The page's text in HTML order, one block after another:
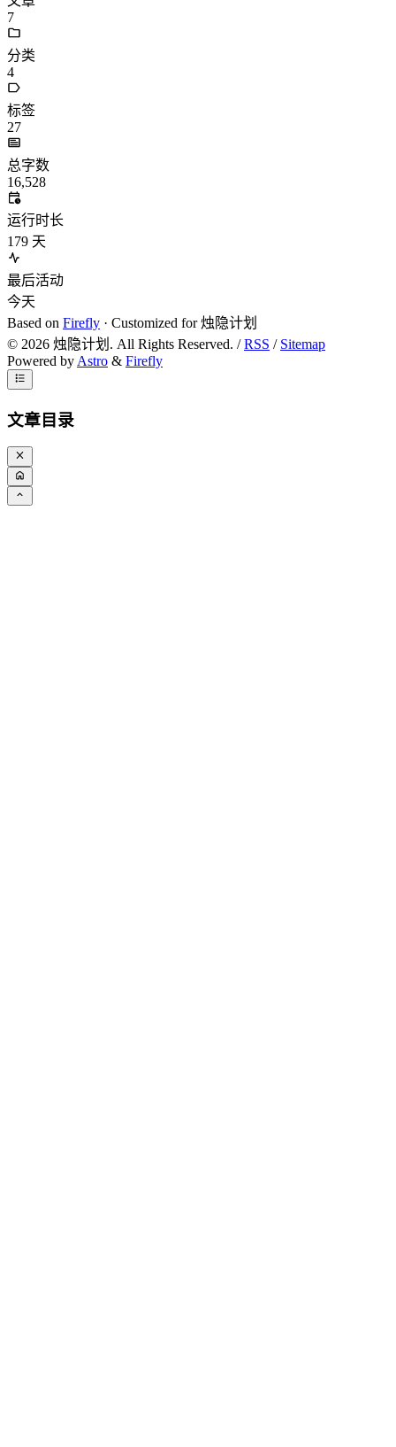
7
分类
4
标签
27
总字数
16,528
运行时长
179 天
最后活动
今天
Based on Firefly · Customized for 烛隐计划
© 2026 烛隐计划. All Rights Reserved. /RSS / Sitemap
Powered byAstro & Firefly
文章目录